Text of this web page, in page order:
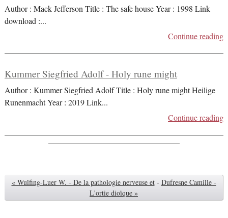
Author : Mack Jefferson Title : The safe house Year : 1998 Link
download :...
Continue reading
Kummer Siegfried Adolf - Holy rune might
Author : Kummer Siegfried Adolf Title : Holy rune might Heilige
Runenmacht Year : 2019 Link...
Continue reading
« Wulfing-Luer W. - De la pathologie nerveuse et - Dufresne Camille -
L'ortie dioïque »